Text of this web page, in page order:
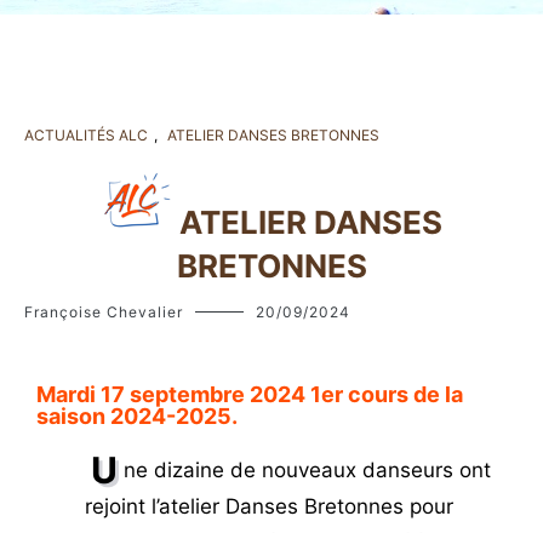
ACTUALITÉS ALC , ATELIER DANSES BRETONNES
ATELIER DANSES
BRETONNES
Françoise Chevalier 20/09/2024
Mardi 17 septembre 2024 1er cours de la
saison 2024-2025.
U ne dizaine de nouveaux danseurs ont
rejoint l’atelier Danses Bretonnes pour